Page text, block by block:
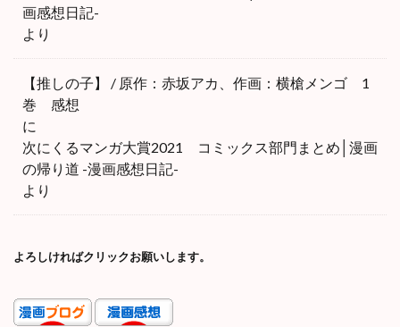
画感想日記-
より
【推しの子】 / 原作：赤坂アカ、作画：横槍メンゴ 1
巻 感想
に
次にくるマンガ大賞2021 コミックス部門まとめ│漫画
の帰り道 -漫画感想日記-
より
よろしければクリックお願いします。